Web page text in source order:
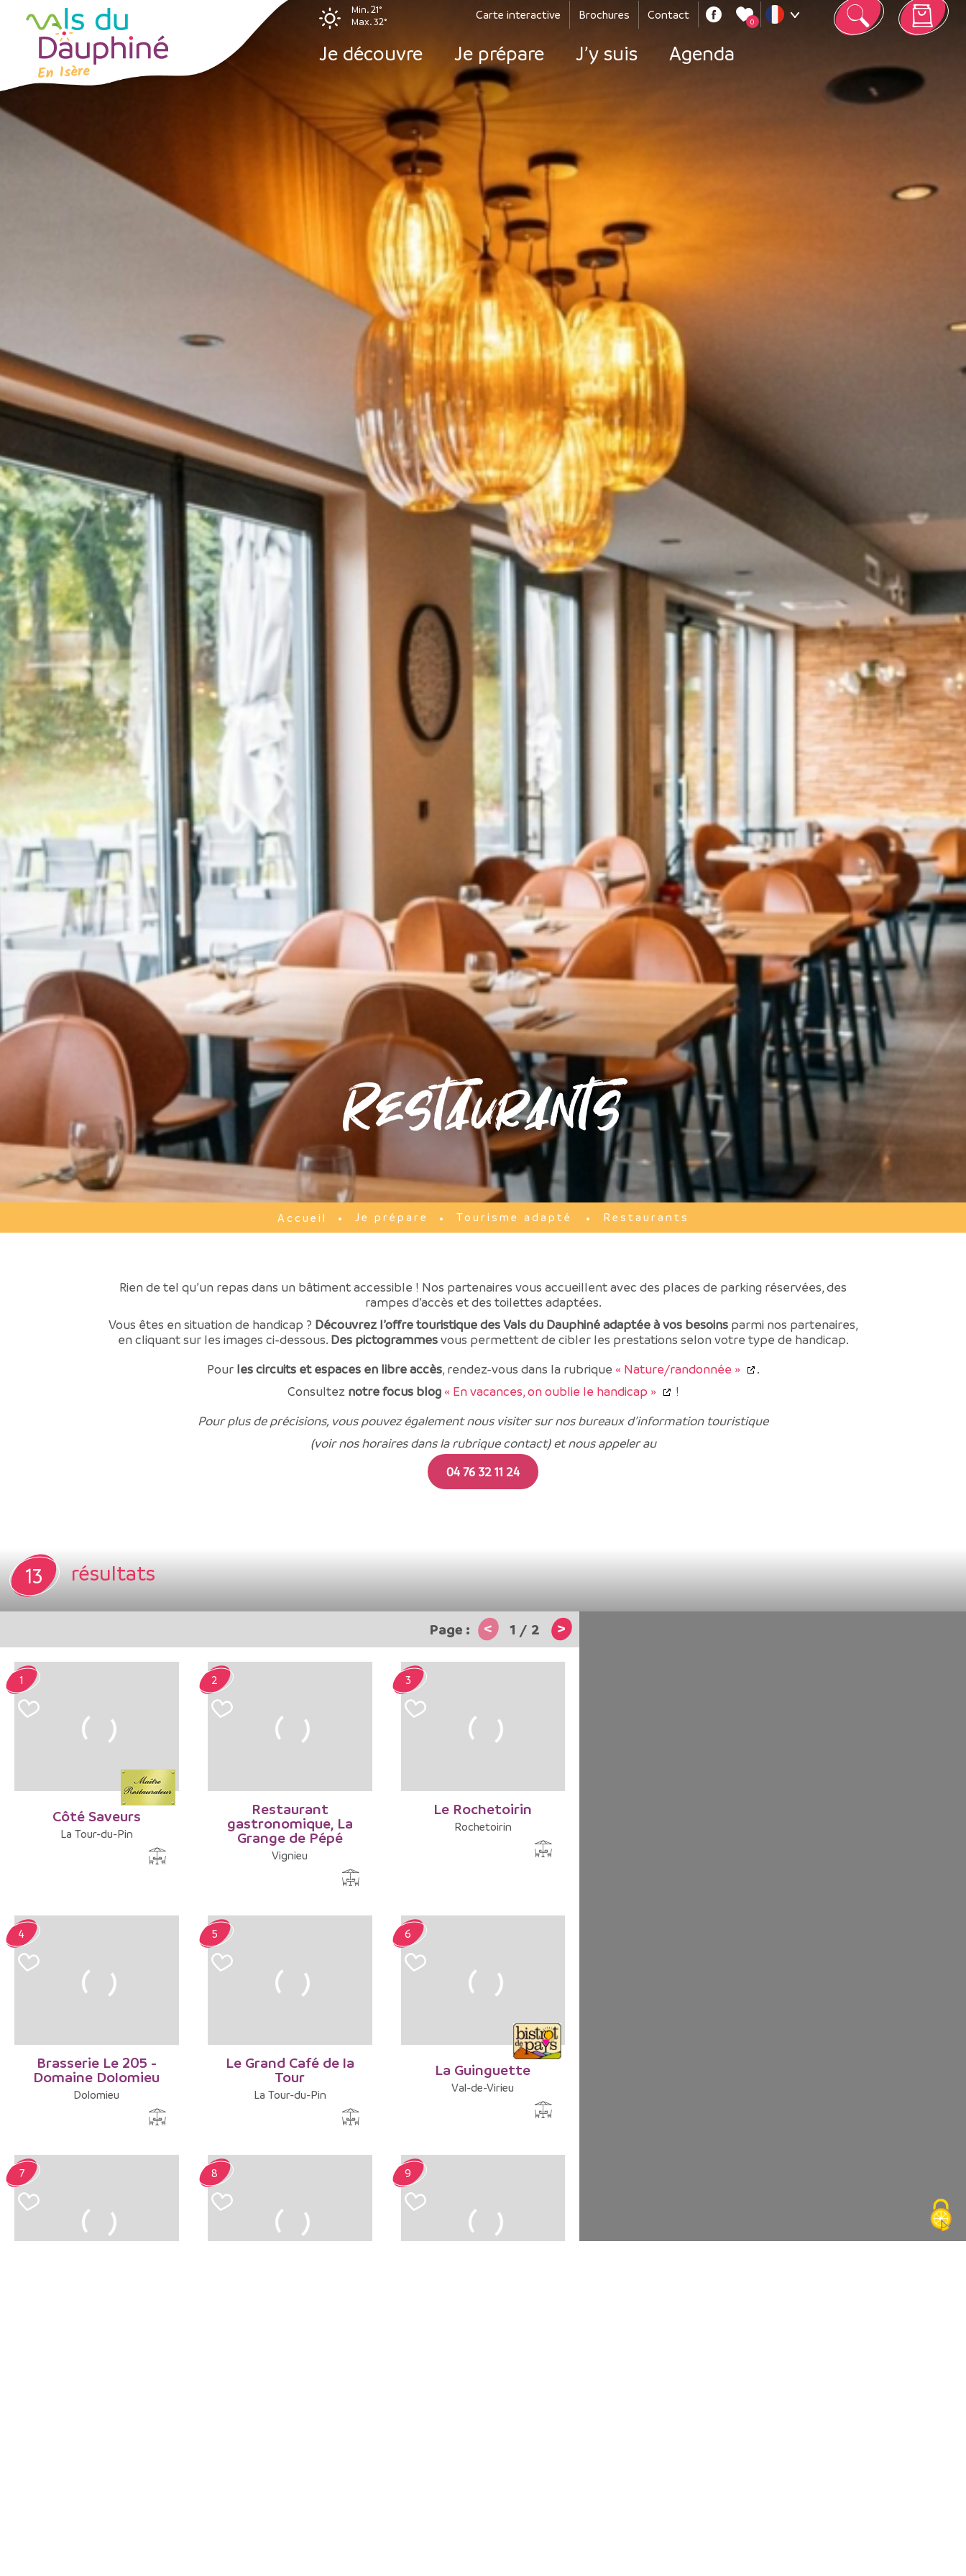
Je découvre Je prépare J’y suis Agenda
Carte interactive Brochures Contact
0
Min. 21°
Max. 32°
Restaurants
Accueil Je prépare Tourisme adapté Restaurants
Rien de tel qu’un repas dans un bâtiment accessible ! Nos partenaires vous accueillent avec des places de parking réservées, des
rampes d’accès et des toilettes adaptées.
Vous êtes en situation de handicap ? Découvrez l’offre touristique des Vals du Dauphiné adaptée à vos besoins parmi nos partenaires,
en cliquant sur les images ci-dessous. Des pictogrammesvous permettent de cibler les prestations selon votre type de handicap.
Pour les circuits et espaces en libre accès, rendez-vous dans la rubrique « Nature/randonnée »
.
Consultez notre focus blog « En vacances, on oublie le handicap »
!
Pour plus de précisions, vous pouvez également nous visiter sur nos bureaux d’information touristique
(voir nos horaires dans la rubrique contact) et nous appeler au
04 76 32 11 24
13 résultats
< 1 / 2 >
Côté Saveurs
La Tour-du-Pin
1
Restaurant
gastronomique, La
Grange de Pépé
Vignieu
2
Le Rochetoirin
Rochetoirin
3
Brasserie Le 205 -
Domaine Dolomieu
Dolomieu
4
Le Grand Café de la
Tour
La Tour-du-Pin
5
La Guinguette
Val-de-Virieu
6
7 8 9
Panneau de gestion des cookies